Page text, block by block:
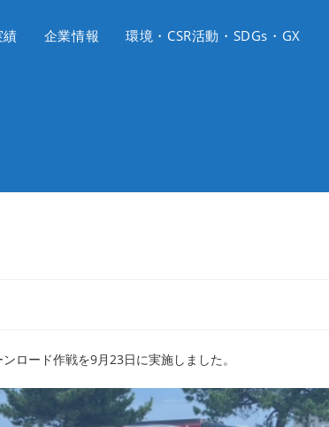
績 企業情報 環境・CSR活動・SDGs・GX
ロード作戦を9月23日に実施しました。